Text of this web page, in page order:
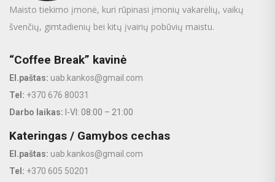
Maisto tiekimo įmonė, kuri rūpinasi įmonių vakarėlių, vaikų
švenčių, gimtadienių bei kitų įvairių pobūvių maistu.
“Coffee Break” kavinė
El.paštas: uab.kankos@gmail.com
Tel: +370 676 80031
Darbo laikas: I-VI: 08:00 – 21:00
Kateringas / Gamybos cechas
El.paštas: uab.kankos@gmail.com
Tel: +370 605 50201